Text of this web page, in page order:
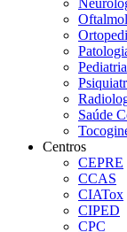
Pediatria
Saúde
Centros
CEPRE
CCAS
CIATox
CIPED
CPC